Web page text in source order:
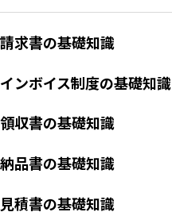
請求書の基礎知識
インボイス制度の基礎知識
領収書の基礎知識
納品書の基礎知識
見積書の基礎知識